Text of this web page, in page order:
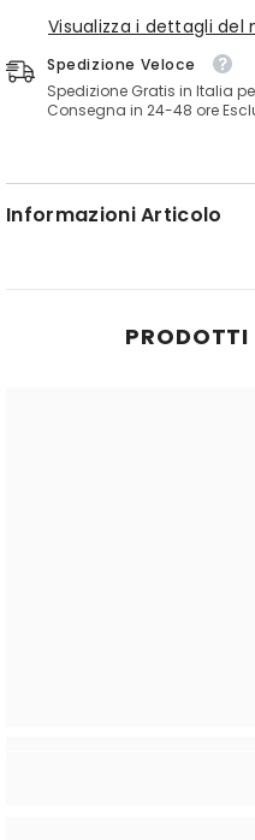
Visualizza i dettagli del
Spedizione Veloce
Spedizione Gratis in Italia
Consegna in 24-48 ore
Informazioni Articolo